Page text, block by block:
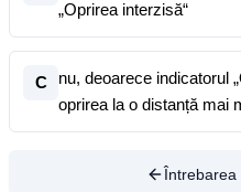
„Oprirea interzisă“
C
nu, deoarece indicatorul
oprirea la o distanță mai
Întrebarea